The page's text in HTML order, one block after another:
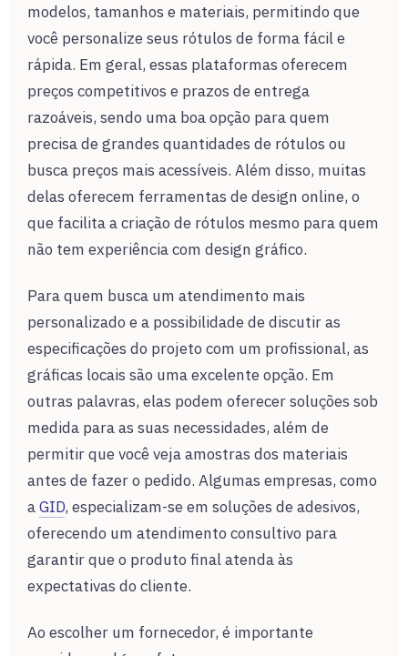
modelos, tamanhos e materiais, permitindo que
você personalize seus rótulos de forma fácil e
rápida. Em geral, essas plataformas oferecem
preços competitivos e prazos de entrega
razoáveis, sendo uma boa opção para quem
precisa de grandes quantidades de rótulos ou
busca preços mais acessíveis. Além disso, muitas
delas oferecem ferramentas de design online, o
que facilita a criação de rótulos mesmo para quem
não tem experiência com design gráfico.
Para quem busca um atendimento mais
personalizado e a possibilidade de discutir as
especificações do projeto com um profissional, as
gráficas locais são uma excelente opção. Em
outras palavras, elas podem oferecer soluções sob
medida para as suas necessidades, além de
permitir que você veja amostras dos materiais
antes de fazer o pedido. Algumas empresas, como
aGID, especializam-se em soluções de adesivos,
oferecendo um atendimento consultivo para
garantir que o produto final atenda às
expectativas do cliente.
Ao escolher um fornecedor, é importante